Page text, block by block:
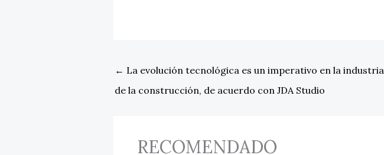
← La evolución tecnológica es un imperativo en la industria
de la construcción, de acuerdo con JDA Studio
RECOMENDADO